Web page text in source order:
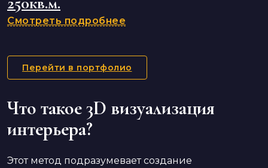
Смотреть подробнее
Перейти в портфолио
Что такое 3D визуализация
интерьера?
Этот метод подразумевает создание